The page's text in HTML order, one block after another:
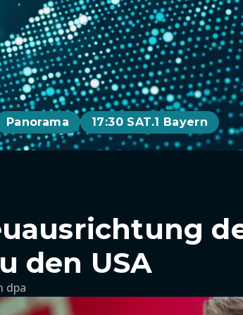
Panorama 17:30 SAT.1 Bayern
den USA
dpa